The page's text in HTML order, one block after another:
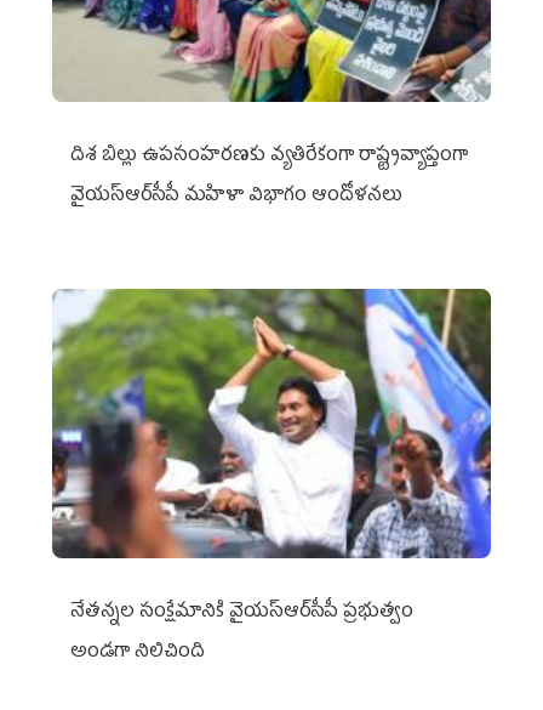
దిశ బిల్లు ఉపసంహరణకు వ్యతిరేకంగా రాష్ట్రవ్యాప్తంగా
వైయ‌స్ఆర్‌సీపీ మహిళా విభాగం ఆందోళనలు
నేతన్నల సంక్షేమానికి వైయ‌స్ఆర్‌సీపీ ప్రభుత్వం
అండగా నిలిచింది